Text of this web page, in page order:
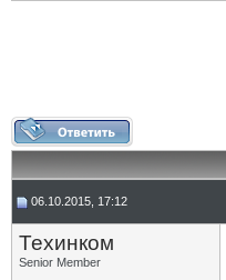
06.10.2015, 17:12
Техинком
Senior Member